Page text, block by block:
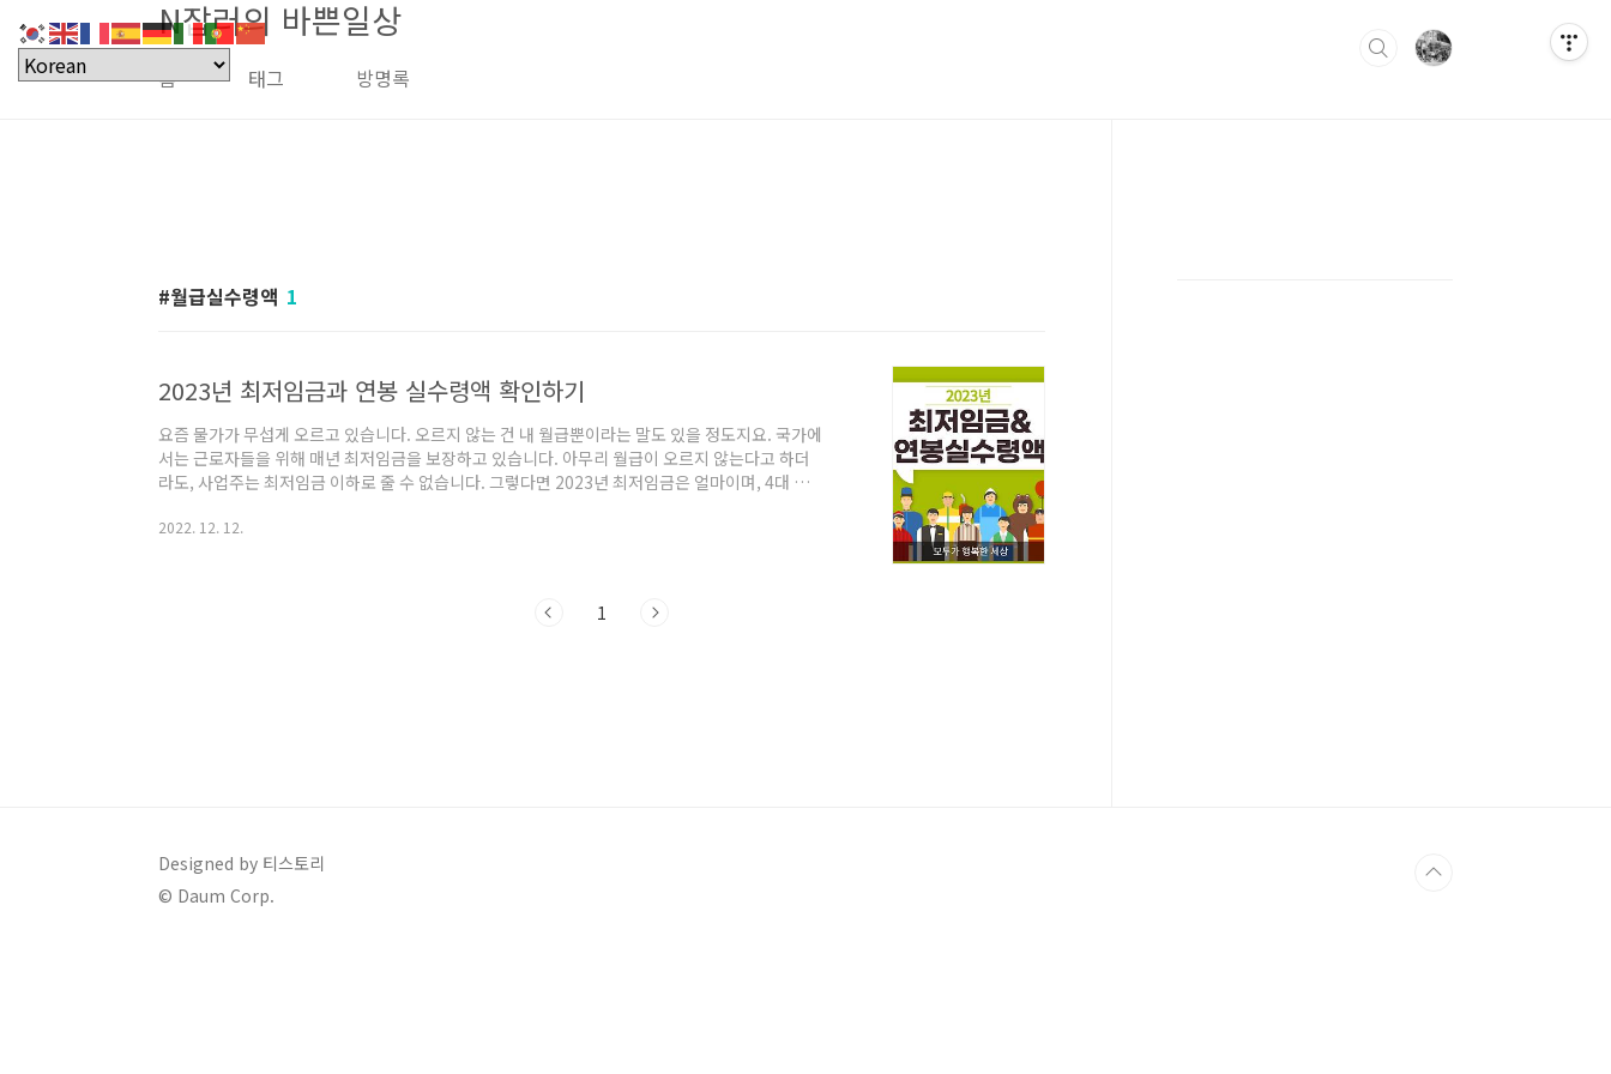
N잡러의 바쁜일상
홈 태그 방명록
월급실수령액 1
2023년 최저임금과 연봉 실수령액 확인하기
요즘 물가가 무섭게 오르고 있습니다. 오르지 않는 건 내 월급뿐이라는 말도 있을 정도지요. 국가에
서는 근로자들을 위해 매년 최저임금을 보장하고 있습니다. 아무리 월급이 오르지 않는다고 하더
라도, 사업주는 최저임금 이하로 줄 수 없습니다. 그렇다면 2023년 최저임금은 얼마이며, 4대 보
금의 최저 수준을 보장하여 근로자의 생활안정과 노동력의 질적 향상을 높이고자 국민경제의 건전
2022. 12. 12.
1
Designed by 티스토리
© Daum Corp.